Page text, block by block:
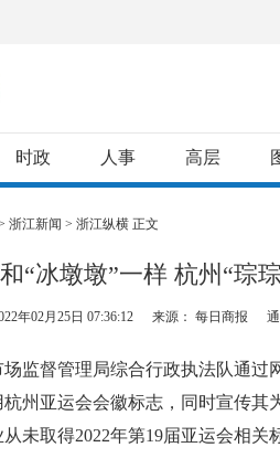
时政 人事 高层
浙江新闻 > 浙江纵横 正文
和“冰墩墩”一样 杭州“琮
年02月25日 07:36:12 来源： 每日商报
督管理局综合行政执法队通过
州亚运会会徽标志，同时宣传其
未取得2022年第19届亚运会相关